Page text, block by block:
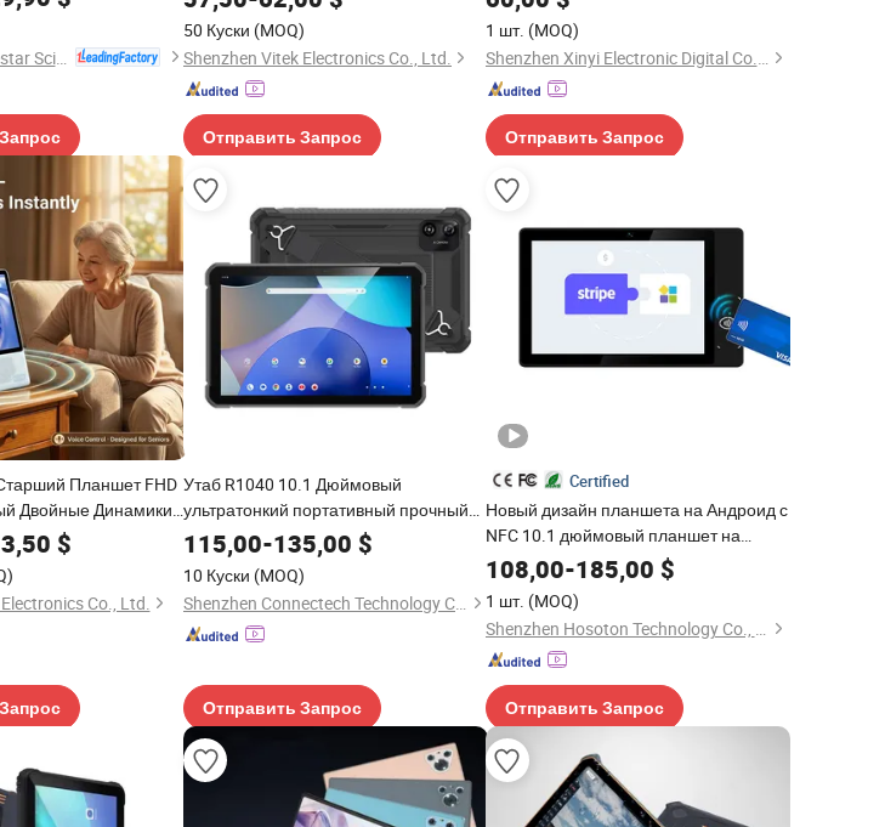
сенсорный экран
Shenzhen Hopestar Sci-Tech Co., Ltd.
чехлом
50 Куски (MOQ)
Shenzhen Vitek Electronics Co., Ltd.
Отправить Запрос
Android для обработки электронной
почты
1 шт. (MOQ)
Shenzhen Xinyi Electronic Digital Co., Ltd.
Отправить Запрос
Планшет FHD
Двойные Динамики
Умное
Пожилых
$
Co., Ltd.
Утаб R1040 10.1 Дюймовый
ультратонкий портативный прочный
планшетный ПК Mt8786
Восьмиядерный 8GB ОЗУ 128GB ПЗУ
10000mAh Андроид 15
115,00-135,00 $
10 Куски (MOQ)
Shenzhen Connectech Technology Co., Ltd.
Отправить Запрос
Certified
Новый дизайн планшета на Андроид с
NFC 10.1 дюймовый планшет на
Андроид для оплаты NFC с
сертификатом Gms
108,00-185,00 $
1 шт. (MOQ)
Shenzhen Hosoton Technology Co., Ltd.
Отправить Запрос